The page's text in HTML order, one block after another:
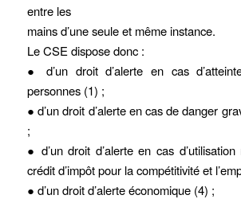
entre les
mains d’une seule et même instance.
Le CSE dispose donc :
● d’un droit d’alerte en cas
personnes (1) ;
● d’un droit d’alerte en cas de danger
;
● d’un droit d’alerte en cas
crédit d’impôt pour la compétitivité et
● d’un droit d’alerte économique (4) ;